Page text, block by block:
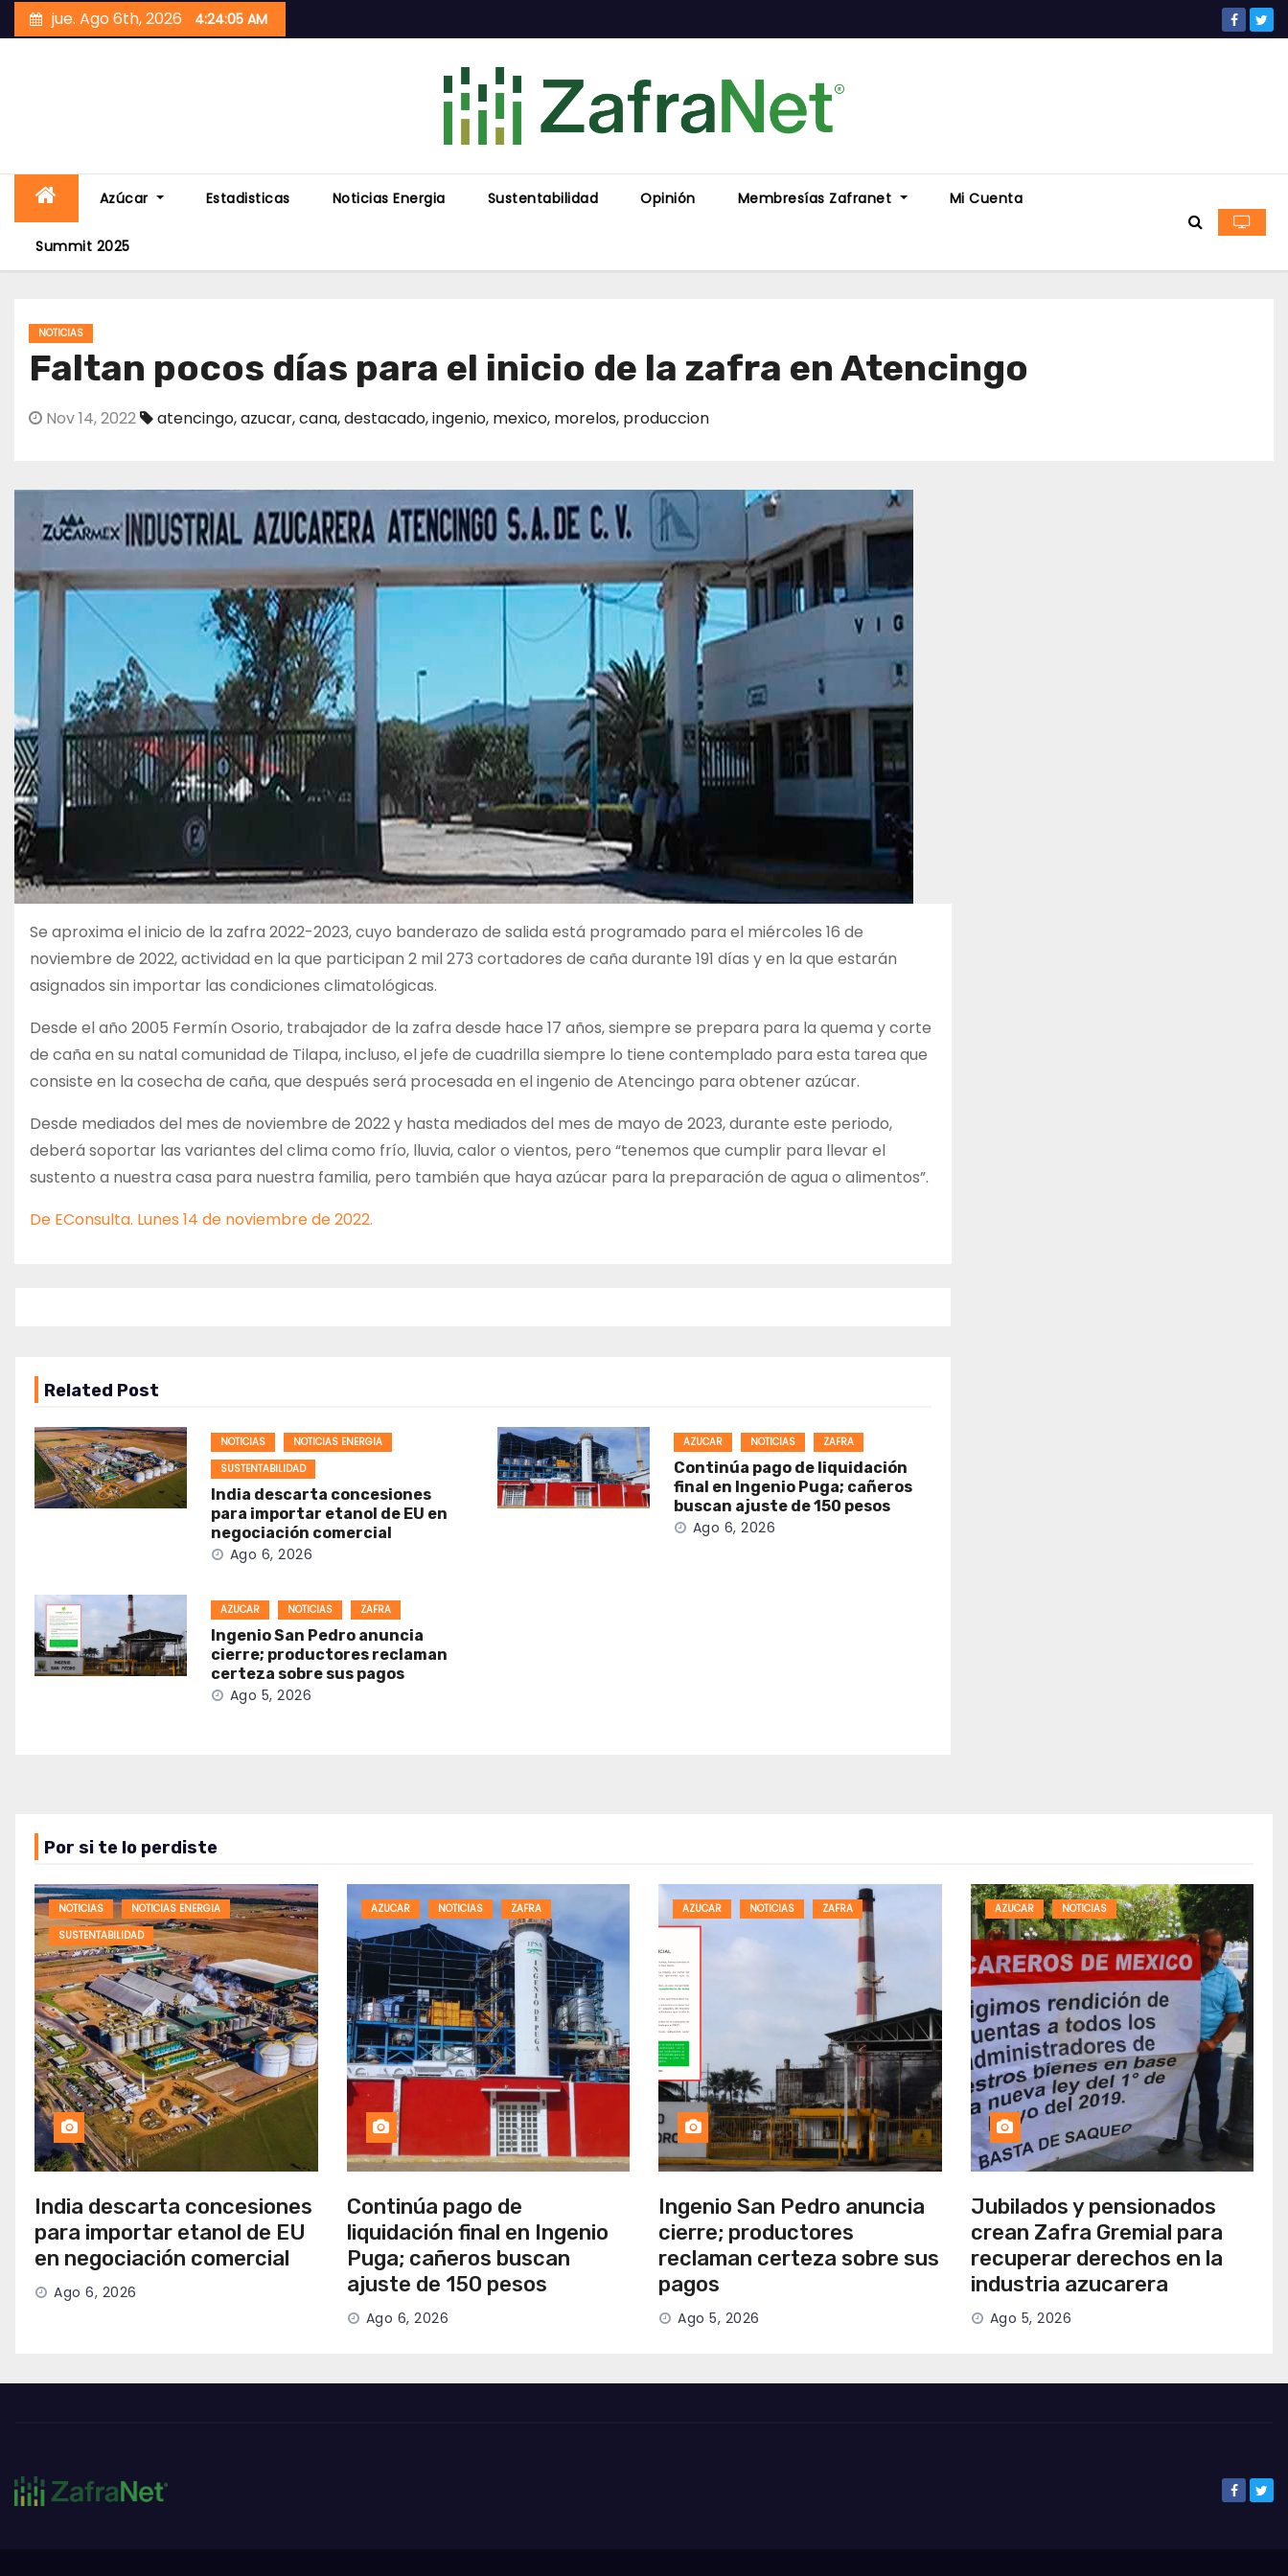
to
jue. Ago 6th, 2026 4:24:06 AM
Azúcar Estadisticas Noticias Energia Sustentabilidad Opinión Membresías Zafranet Mi Cuenta
Summit 2025
NOTICIAS
Faltan pocos días para el inicio de la zafra en Atencingo
Nov 14, 2022 atencingo,azucar,cana,destacado,ingenio, mexico, morelos, produccion
Se aproxima el inicio de la zafra 2022-2023, cuyo banderazo de salida está programado para el miércoles 16 de
noviembre de 2022, actividad en la que participan 2 mil 273 cortadores de caña durante 191 días y en la que estarán
asignados sin importar las condiciones climatológicas.
Desde el año 2005 Fermín Osorio, trabajador de la zafra desde hace 17 años, siempre se prepara para la quema y corte
de caña en su natal comunidad de Tilapa, incluso, el jefe de cuadrilla siempre lo tiene contemplado para esta tarea que
consiste en la cosecha de caña, que después será procesada en el ingenio de Atencingo para obtener azúcar.
Desde mediados del mes de noviembre de 2022 y hasta mediados del mes de mayo de 2023, durante este periodo,
deberá soportar las variantes del clima como frío, lluvia, calor o vientos, pero “tenemos que cumplir para llevar el
sustento a nuestra casa para nuestra familia, pero también que haya azúcar para la preparación de agua o alimentos”.
De EConsulta. Lunes 14 de noviembre de 2022.
Related Post
NOTICIAS
NOTICIAS ENERGIA
SUSTENTABILIDAD
India descarta concesiones
para importar etanol de EU en
negociación comercial
Ago 6, 2026
AZUCAR NOTICIAS ZAFRA
Continúa pago de liquidación
final en Ingenio Puga; cañeros
buscan ajuste de 150 pesos
Ago 6, 2026
AZUCAR NOTICIAS ZAFRA
Ingenio San Pedro anuncia
cierre; productores reclaman
certeza sobre sus pagos
Ago 5, 2026
Por si te lo perdiste
NOTICIAS
NOTICIAS ENERGIA
SUSTENTABILIDAD
India descarta concesiones
para importar etanol de EU
en negociación comercial
Ago 6, 2026
AZUCAR NOTICIAS ZAFRA
Continúa pago de
liquidación final en Ingenio
Puga; cañeros buscan
ajuste de 150 pesos
Ago 6, 2026
AZUCAR NOTICIAS ZAFRA
Ingenio San Pedro anuncia
cierre; productores
reclaman certeza sobre sus
pagos
Ago 5, 2026
AZUCAR NOTICIAS
Jubilados y pensionados
crean Zafra Gremial para
recuperar derechos en la
industria azucarera
Ago 5, 2026